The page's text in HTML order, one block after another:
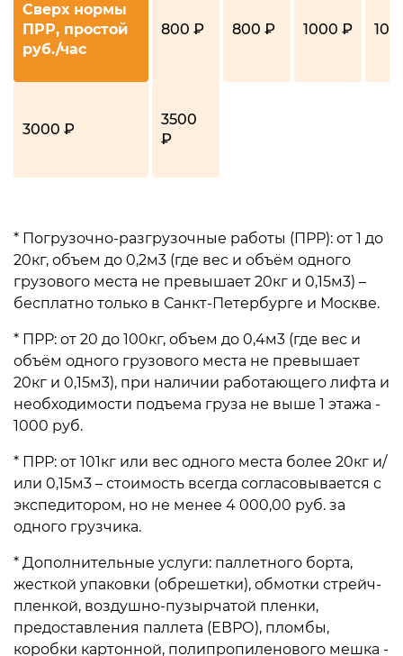
Сверх нормы
ПРР, простой
руб./час
800 ₽ 800 ₽ 1000 ₽
3000 ₽
3500
₽
* Погрузочно-разгрузочные работы (ПРР): от 1 до
20кг, объем до 0,2м3 (где вес и объём одного
грузового места не превышает 20кг и 0,15м3) –
бесплатно только в Санкт-Петербурге и Москве.
* ПРР: от 20 до 100кг, объем до 0,4м3 (где вес и
объём одного грузового места не превышает
20кг и 0,15м3), при наличии работающего лифта и
необходимости подъема груза не выше 1 этажа -
1000 руб.
* ПРР: от 101кг или вес одного места более 20кг и/
или 0,15м3 – стоимость всегда согласовывается с
экспедитором, но не менее 4 000,00 руб. за
одного грузчика.
* Дополнительные услуги: паллетного борта,
жесткой упаковки (обрешетки), обмотки стрейч-
пленкой, воздушно-пузырчатой пленки,
предоставления паллета (ЕВРО), пломбы,
коробки картонной, полипропиленового мешка -